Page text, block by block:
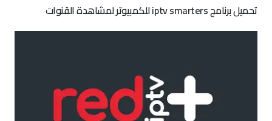
تحميل برنامج iptv smarters للكمبيوتر لمشاهدة القنوات